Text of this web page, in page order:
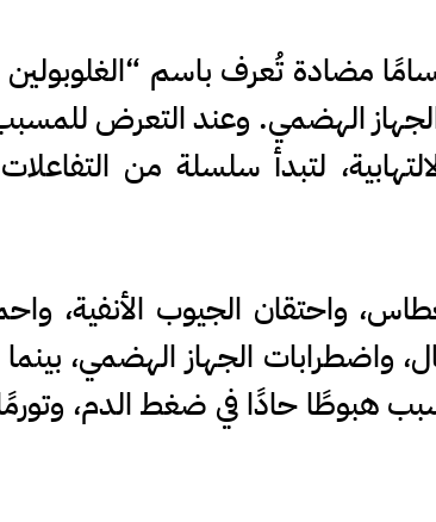
الهضمي. وعند التعرض
لتبدأ سلسلة من
واحتقان الجيوب الأنفية،
واضطرابات الجهاز الهضمي،
هبوطًا حادًا في ضغط الدم،